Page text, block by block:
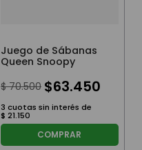
Juego de Sábanas
Queen Snoopy
$ 70.500 $63.450
3 cuotas sin interés de
$ 21.150
COMPRAR